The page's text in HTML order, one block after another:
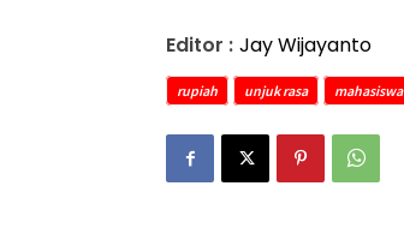
Editor : Jay Wijayanto
rupiah unjuk rasa mahasiswa